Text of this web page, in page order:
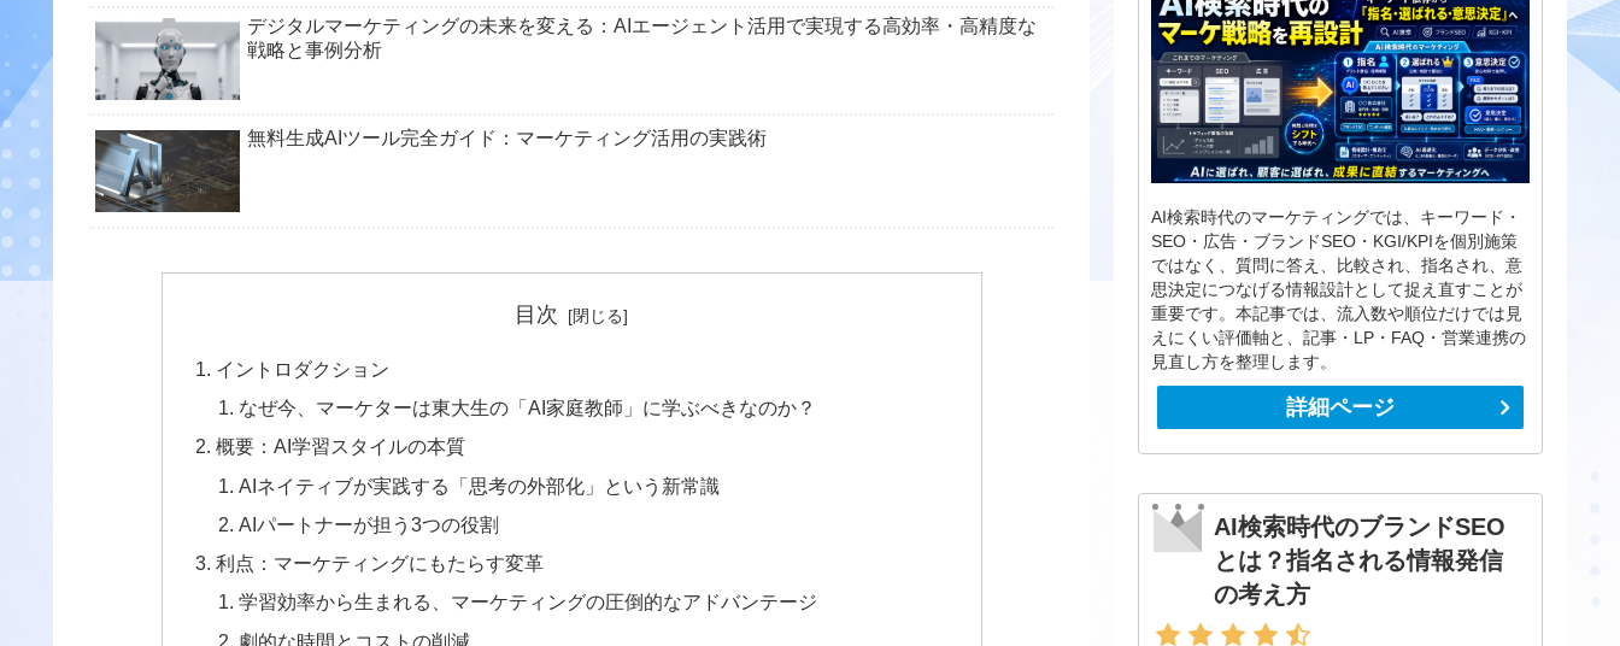
デジタルマーケティングの未来を変える：AIエージェント活用で実現する高効率・高精度な
戦略と事例分析
無料生成AIツール完全ガイド：マーケティング活用の実践術
目次
イントロダクション
なぜ今、マーケターは東大生の「AI家庭教師」に学ぶべきなのか？
概要：AI学習スタイルの本質
AIネイティブが実践する「思考の外部化」という新常識
AIパートナーが担う3つの役割
利点：マーケティングにもたらす変革
学習効率から生まれる、マーケティングの圧倒的なアドバンテージ
劇的な時間とコストの削減
AI検索時代のマーケティングでは、キーワード・
SEO・広告・ブランドSEO・KGI/KPIを個別施策
ではなく、質問に答え、比較され、指名され、意
思決定につなげる情報設計として捉え直すことが
重要です。本記事では、流入数や順位だけでは見
えにくい評価軸と、記事・LP・FAQ・営業連携の
見直し方を整理します。
詳細ページ
AI検索時代のブランドSEO
とは？指名される情報発信
の考え方